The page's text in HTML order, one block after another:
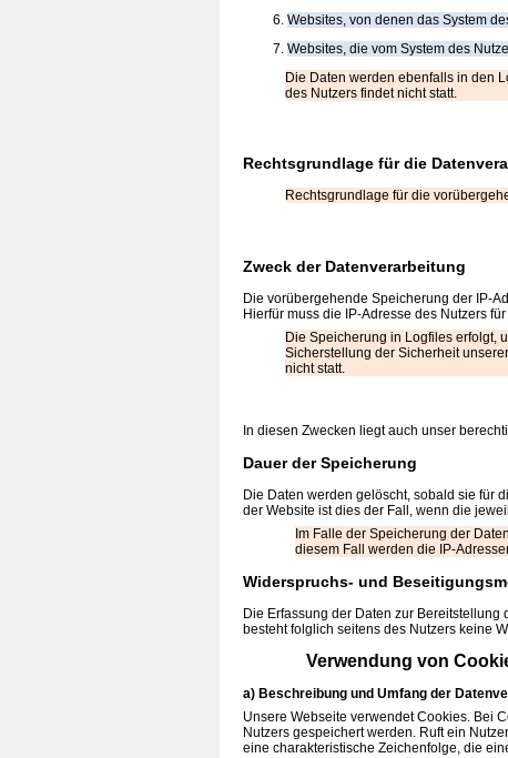
Websites, von denen das System
Websites, die vom System des
Die Daten werden ebenfalls in den
des Nutzers findet nicht statt.
Rechtsgrundlage für die
Rechtsgrundlage für die
Zweck der Datenverarbeitung
Die vorübergehende Speicherung der IP-
Hierfür muss die IP-Adresse des Nutzers
Die Speicherung in Logfiles erfolgt,
Sicherstellung der Sicherheit
nicht statt.
In diesen Zwecken liegt auch unser
Dauer der Speicherung
Die Daten werden gelöscht, sobald sie für
der Website ist dies der Fall, wenn die
Im Falle der Speicherung der
diesem Fall werden die IP-
Widerspruchs- und
Die Erfassung der Daten zur
besteht folglich seitens des Nutzers keine
Verwendung von
a) Beschreibung und Umfang der
Unsere Webseite verwendet Cookies. Bei
Nutzers gespeichert werden. Ruft ein
eine charakteristische Zeichenfolge, die